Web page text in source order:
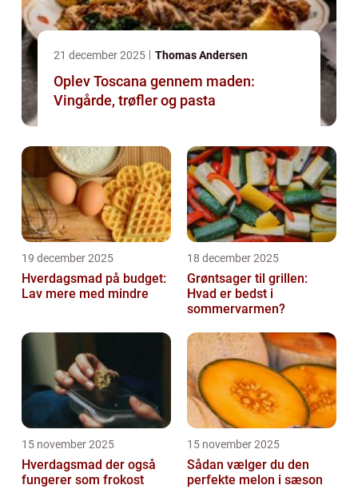
21 december 2025 Thomas Andersen
Oplev Toscana gennem maden:
Vingårde, trøfler og pasta
19 december 2025
Hverdagsmad på budget:
Lav mere med mindre
18 december 2025
Grøntsager til grillen:
Hvad er bedst i
sommervarmen?
15 november 2025
Hverdagsmad der også
fungerer som frokost
15 november 2025
Sådan vælger du den
perfekte melon i sæson